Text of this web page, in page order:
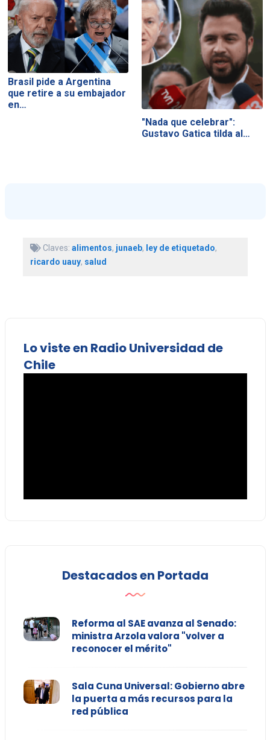
Brasil pide a Argentina
que retire a su embajador
en…
"Nada que celebrar":
Gustavo Gatica tilda al…
Claves: alimentos, junaeb, ley de etiquetado,
ricardo uauy, salud
Lo viste en Radio Universidad de
Chile
Destacados en Portada
Reforma al SAE avanza al Senado:
ministra Arzola valora "volver a
reconocer el mérito"
Sala Cuna Universal: Gobierno abre
la puerta a más recursos para la
red pública